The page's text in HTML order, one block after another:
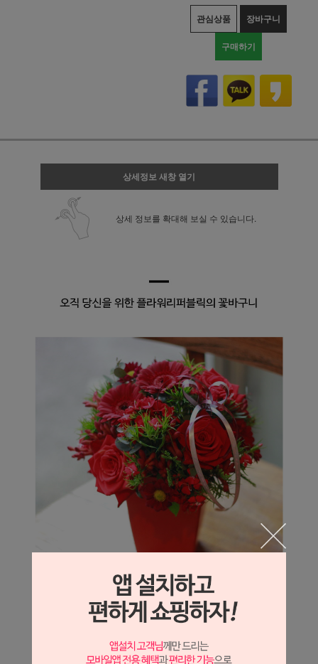
관심상품 장바구니
구매하기
상세정보 새창 열기
상세 정보를 확대해 보실 수 있습니다.